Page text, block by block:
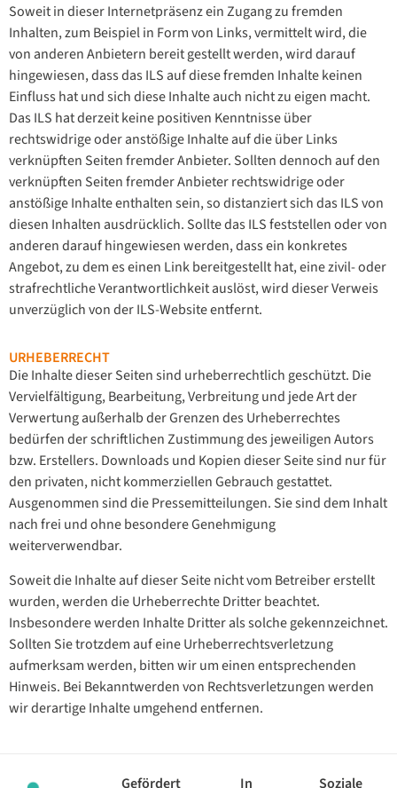
Soweit in dieser Internetpräsenz ein Zugang zu fremden
Inhalten, zum Beispiel in Form von Links, vermittelt wird, die
von anderen Anbietern bereit gestellt werden, wird darauf
hingewiesen, dass das ILS auf diese fremden Inhalte keinen
Einfluss hat und sich diese Inhalte auch nicht zu eigen macht.
Das ILS hat derzeit keine positiven Kenntnisse über
rechtswidrige oder anstößige Inhalte auf die über Links
verknüpften Seiten fremder Anbieter. Sollten dennoch auf den
verknüpften Seiten fremder Anbieter rechtswidrige oder
anstößige Inhalte enthalten sein, so distanziert sich das ILS von
diesen Inhalten ausdrücklich. Sollte das ILS feststellen oder von
anderen darauf hingewiesen werden, dass ein konkretes
Angebot, zu dem es einen Link bereitgestellt hat, eine zivil- oder
strafrechtliche Verantwortlichkeit auslöst, wird dieser Verweis
unverzüglich von der ILS-Website entfernt.
URHEBERRECHT
Die Inhalte dieser Seiten sind urheberrechtlich geschützt. Die
Vervielfältigung, Bearbeitung, Verbreitung und jede Art der
Verwertung außerhalb der Grenzen des Urheberrechtes
bedürfen der schriftlichen Zustimmung des jeweiligen Autors
bzw. Erstellers. Downloads und Kopien dieser Seite sind nur für
den privaten, nicht kommerziellen Gebrauch gestattet.
Ausgenommen sind die Pressemitteilungen. Sie sind dem Inhalt
nach frei und ohne besondere Genehmigung
weiterverwendbar.
Soweit die Inhalte auf dieser Seite nicht vom Betreiber erstellt
wurden, werden die Urheberrechte Dritter beachtet.
Insbesondere werden Inhalte Dritter als solche gekennzeichnet.
Sollten Sie trotzdem auf eine Urheberrechtsverletzung
aufmerksam werden, bitten wir um einen entsprechenden
Hinweis. Bei Bekanntwerden von Rechtsverletzungen werden
wir derartige Inhalte umgehend entfernen.
Gefördert In Soziale